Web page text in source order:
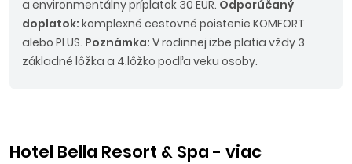
a environmentálny príplatok 30 EUR. Odporúčaný
doplatok: komplexné cestovné poistenie KOMFORT
alebo PLUS. Poznámka: V rodinnej izbe platia vždy 3
základné lôžka a 4.lôžko podľa veku osoby.
Hotel Bella Resort & Spa - viac